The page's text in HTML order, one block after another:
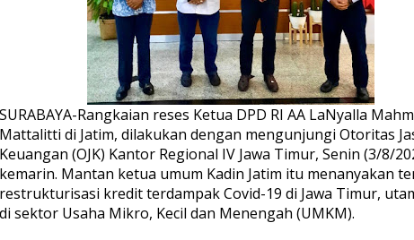
U
M
K
M
,
K
e
t
SURABAYA-Rangkaian reses Ketua DPD RI AA LaNyalla
Mattalitti di Jatim, dilakukan dengan mengunjungi Otoritas
Keuangan (OJK) Kantor Regional IV Jawa Timur, Senin (3/8/
kemarin. Mantan ketua umum Kadin Jatim itu menanyakan
restrukturisasi kredit terdampak Covid-19 di Jawa Timur,
di sektor Usaha Mikro, Kecil dan Menengah (UMKM).